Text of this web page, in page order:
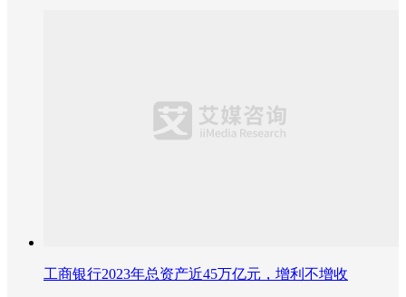
工商银行2023年总资产近45万亿元，增利不增收